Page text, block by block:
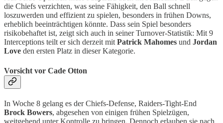
die Chiefs verzichten, was seine Fähigkeit, den Ball schnell
loszuwerden und effizient zu spielen, besonders in frühen Downs,
erheblich beeinträchtigen könnte. Dass sein Spiel besonders
risikobehaftet ist, zeigt sich auch in seiner Turnover-Statistik: Mit 9
Interceptions teilt er sich derzeit mit Patrick Mahomes und Jordan
Love den ersten Platz in dieser Kategorie.
Vorsicht vor Cade Otton
In Woche 8 gelang es der Chiefs-Defense, Raiders-Tight-End
Brock Bowers, abgesehen von einigen frühen Spielzügen,
weitgehend unter Kontrolle zu bringen. Dennoch erlauben sie nach